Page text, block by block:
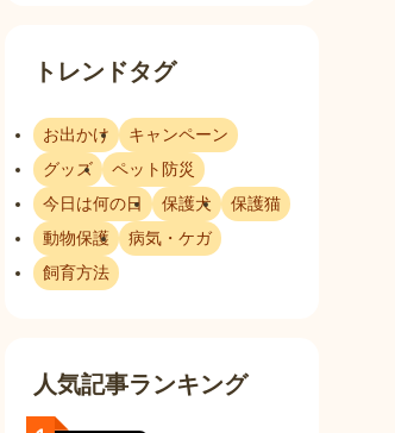
トレンドタグ
お出かけ
キャンペーン
グッズ
ペット防災
今日は何の日
保護犬
保護猫
動物保護
病気・ケガ
飼育方法
人気記事ランキング